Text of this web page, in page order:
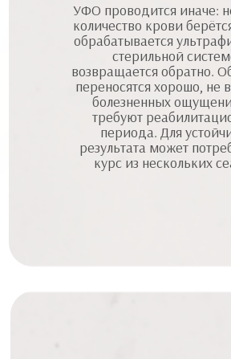
УФО проводится иначе:
количество крови
обрабатывается
стерильной
возвращается обратно.
переносятся хорошо, не
болезненных
требуют
периода. Для
результата может
курс из нескольких